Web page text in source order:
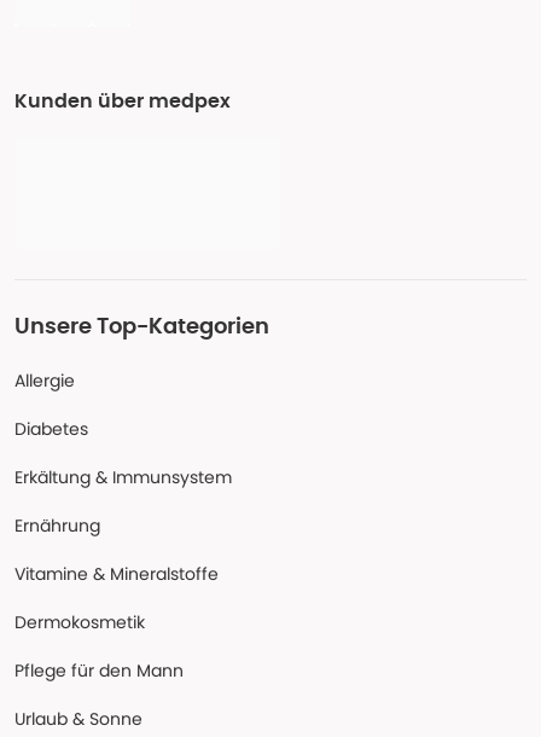
Kunden über medpex
Unsere Top-Kategorien
Allergie
Diabetes
Erkältung & Immunsystem
Ernährung
Vitamine & Mineralstoffe
Dermokosmetik
Pflege für den Mann
Urlaub & Sonne